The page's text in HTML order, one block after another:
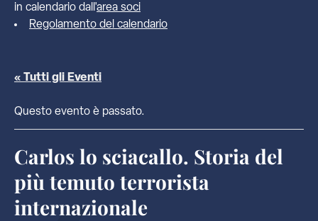
in calendario dall'area soci
Regolamento del calendario
« Tutti gli Eventi
Questo evento è passato.
Carlos lo sciacallo. Storia del
più temuto terrorista
internazionale